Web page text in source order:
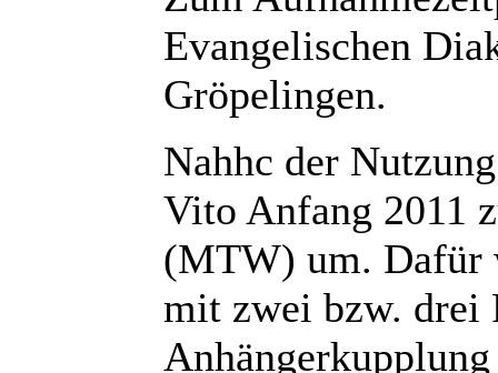
Evangelischen
Gröpelingen.
Nahhc der
Vito Anfang 2011
(MTW) um. Dafür
mit zwei bzw. drei